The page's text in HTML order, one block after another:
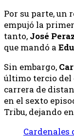
Por su parte, un
empujó la
tanto, José
que mandó a
Sin embargo,
último tercio del
carrera de
en el sexto
Tribu, dejando
Cardenales